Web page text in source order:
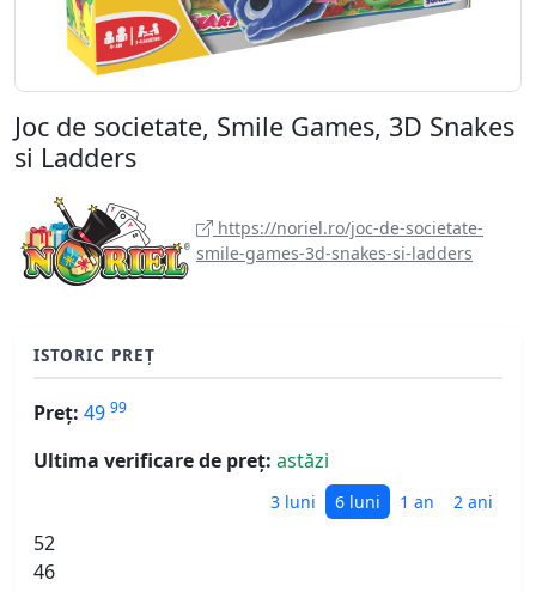
Joc de societate, Smile Games, 3D Snakes
si Ladders
https://noriel.ro/joc-de-societate-
smile-games-3d-snakes-si-ladders
ISTORIC PREȚ
Preț: 49 99
Ultima verificare de preț: astăzi
3 luni 6 luni 1 an 2 ani
52
46